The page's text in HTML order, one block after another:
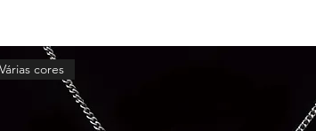
Várias cores